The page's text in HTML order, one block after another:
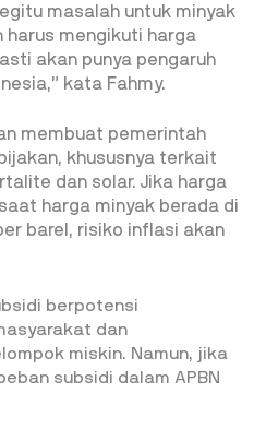
masalah untuk minyak
harus mengikuti harga
akan punya pengaruh
kata Fahmy.
membuat pemerintah
khususnya terkait
dan solar. Jika harga
harga minyak berada di
barel, risiko inflasi akan
berpotensi
dan
miskin. Namun, jika
subsidi dalam APBN